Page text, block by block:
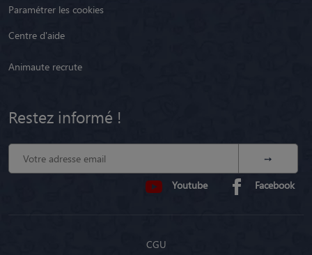
Paramétrer les cookies
Centre d'aide
Animaute recrute
Restez informé !
Youtube Facebook
CGU